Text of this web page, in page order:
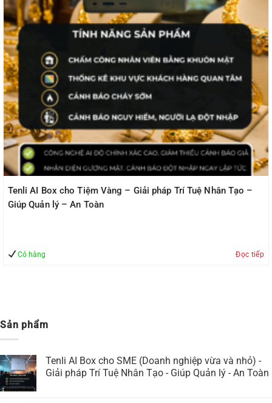
Tenli AI Box cho Tiệm Vàng – Giải pháp Trí Tuệ Nhân Tạo –
Giúp Quản lý – An Toàn
Có hàng Đọc tiếp
Sản phẩm
Tenli AI Box cho SME (Doanh nghiệp vừa và nhỏ) -
Giải pháp Trí Tuệ Nhân Tạo - Giúp Quản lý - An Toàn